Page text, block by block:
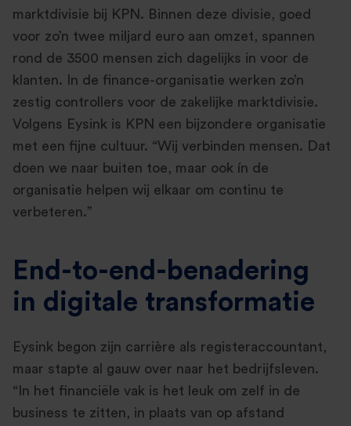
marktdivisie bij KPN. Binnen deze divisie, goed
voor zo’n twee miljard euro aan omzet, spannen
rond de 3500 mensen zich dagelijks in voor de
klanten. In de finance-organisatie werken zo’n
zestig controllers voor de zakelijke marktdivisie.
Volgens Eysink is KPN een bijzondere organisatie
met een fijne cultuur. “Wij verbinden mensen. Dat
doen we naar buiten toe, maar ook ín de
organisatie helpen wij elkaar om continu te
verbeteren.”
End-to-end-benadering
in digitale transformatie
Eysink begon zijn carrière als registeraccountant,
maar stapte al gauw over naar het bedrijfsleven.
“In het financiële vak is het leuk om zelf in de
business te zitten, in plaats van op afstand